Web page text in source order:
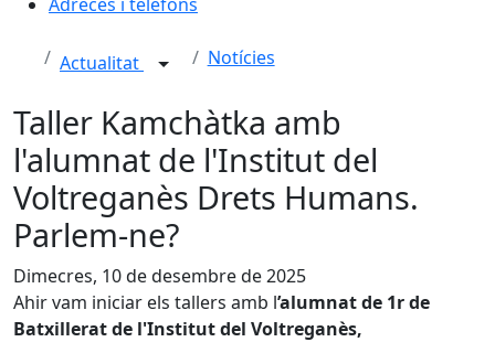
Actualitat Notícies
Taller Kamchàtka amb
l'alumnat de l'Institut del
Voltreganès Drets Humans.
Parlem-ne?
Dimecres, 10 de desembre de 2025
Ahir vam iniciar els tallers amb l’alumnat de 1r de
Batxillerat de l'Institut del Voltreganès,